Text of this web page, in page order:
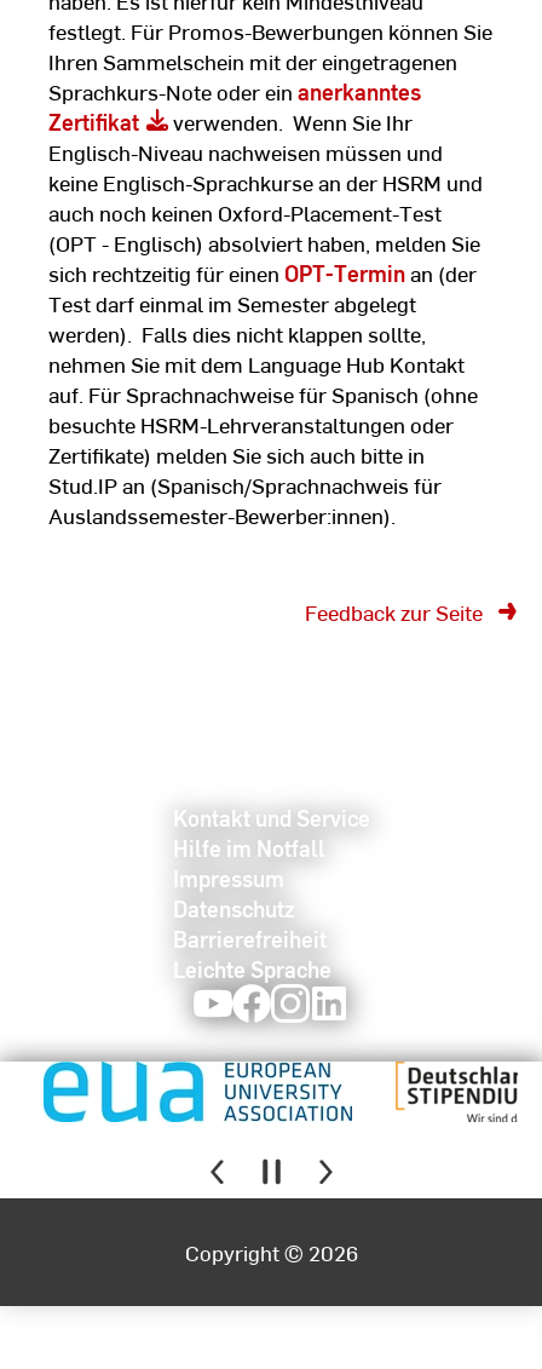
festlegt. Für Promos-Bewerbungen können Sie
Ihren Sammelschein mit der eingetragenen
Sprachkurs-Note oder ein anerkanntes
Zertifikat
verwenden. Wenn Sie Ihr
Englisch-Niveau nachweisen müssen und
keine Englisch-Sprachkurse an der HSRM und
auch noch keinen Oxford-Placement-Test
(OPT - Englisch) absolviert haben, melden Sie
sich rechtzeitig für einen OPT-Terminan (der
Test darf einmal im Semester abgelegt
werden). Falls dies nicht klappen sollte,
nehmen Sie mit dem Language Hub Kontakt
auf. Für Sprachnachweise für Spanisch (ohne
besuchte HSRM-Lehrveranstaltungen oder
Zertifikate) melden Sie sich auch bitte in
Stud.IP an (Spanisch/Sprachnachweis für
Auslandssemester-Bewerber:innen).
Feedback zur Seite
Kontakt und Service
Hilfe im Notfall
Impressum
Datenschutz
Barrierefreiheit
Leichte Sprache
YoutubeFacebookInstagram
Copyright © 2026